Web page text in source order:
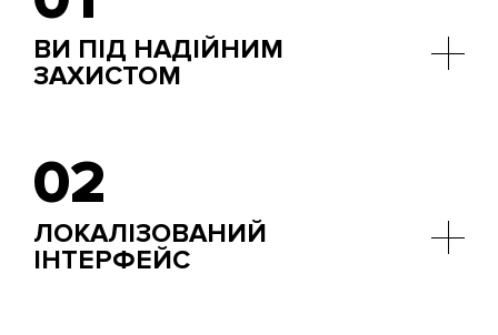
ВИ ПІД НАДІЙНИМ
ЗАХИСТОМ
що сайти легко ламаються за допомогою вірусів,
а їх власників знаходять за IP-адресою та можуть
навіть дистанційно перехопити бізнес. Нехай вас
не лякають подібні чутки, тому що в Opencart
вбудовано кілька шарів захисту від зловмисників.
02
ЛОКАЛІЗОВАНИЙ
ІНТЕРФЕЙС